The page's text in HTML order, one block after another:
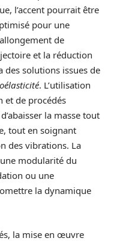
l’accent pourrait être
pour une
de
et la réduction
des solutions issues de
. L’utilisation
et de procédés
la masse tout
tout en soignant
des vibrations. La
modularité du
ou une
la dynamique
la mise en œuvre